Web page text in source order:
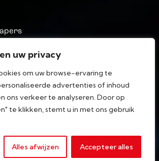
uw privacy
om uw browse-ervaring te
advertenties of inhoud
ons verkeer te analyseren. Door op
te klikken, stemt u in met ons gebruik
Alles afwijzen Accepteer alles
ons op
Hub © Alle rechten voorbehouden.